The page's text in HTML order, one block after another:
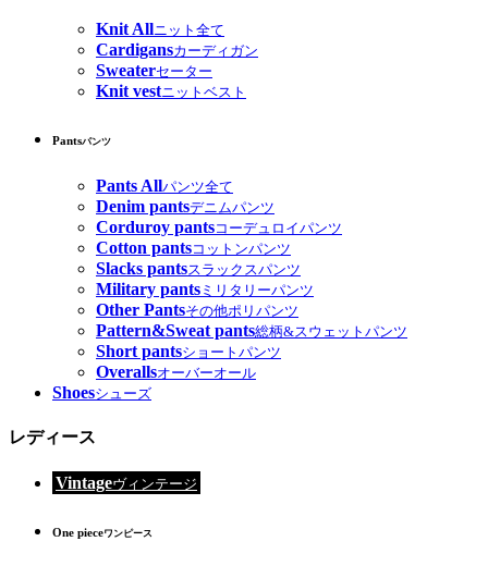
Knit Allニット全て
Cardigansカーディガン
Sweaterセーター
Knit vestニットベスト
Pantsパンツ
Pants Allパンツ全て
Denim pantsデニムパンツ
Corduroy pantsコーデュロイパンツ
Cotton pantsコットンパンツ
Slacks pantsスラックスパンツ
Military pants ミリタリーパンツ
Other Pantsその他ポリパンツ
Pattern&Sweat pants総柄&スウェットパンツ
Short pantsショートパンツ
Overallsオーバーオール
Shoesシューズ
レディース
Vintageヴィンテージ
One pieceワンピース